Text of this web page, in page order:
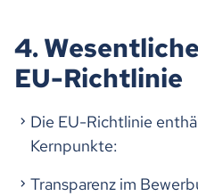
4.
EU-Richtlinie
Die EU-Richtlinie
Kernpunkte:
Transparenz im